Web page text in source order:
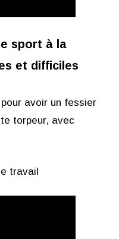
sport à la
et difficiles
avoir un fessier
torpeur, avec
travail